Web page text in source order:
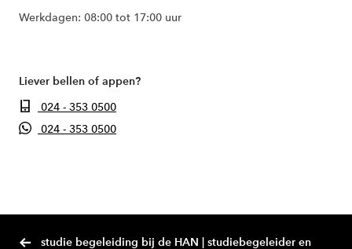
Werkdagen: 08:00 tot 17:00 uur
Liever bellen of appen?
024 - 353 0500
024 - 353 0500
studie begeleiding bij de HAN | studiebegeleider en